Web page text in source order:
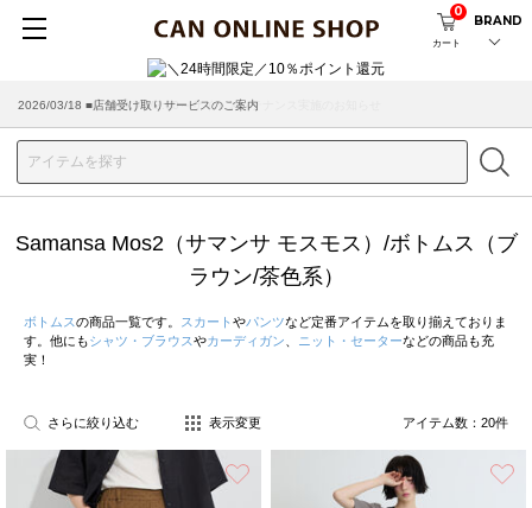
カート
0
BRAND
2026/03/18 ■店舗受け取りサービスのご案内
Samansa Mos2（サマンサ モスモス）/ボトムス（ブ
ラウン/茶色系）
ボトムスの商品一覧です。 スカート やパンツなど定番アイテムを取り揃えておりま
す。他にもシャツ・ブラウスやカーディガン ニット・セーターなどの商品も充
実！
さらに絞り込む 表示変更 アイテム数： 20件